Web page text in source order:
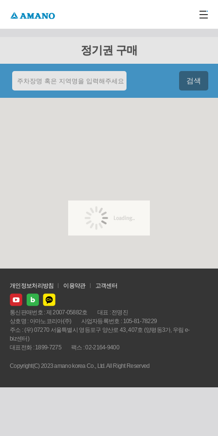
정기권 구매
개인정보처리방침 이용약관 고객센터
통신판매번호 : 제 2007-05882호
대표 : 전명진
상호명 : 아마노코리아(주)
사업자등록번호 : 105-81-78229
주소 : (우) 07270 서울특별시 영등포구 양산로 43, 407호 (양평동3가, 우림 e-
biz센터)
대표전화 : 1899-7275
팩스 : 02-2164-9400
Copyright(C) 2023 amano korea Co., Ltd. All Right Reserved